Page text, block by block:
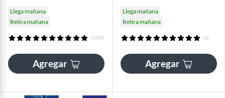
Llega mañana
Retira mañana
(1635)
Agregar
Llega mañana
Retira mañana
(6)
Agregar